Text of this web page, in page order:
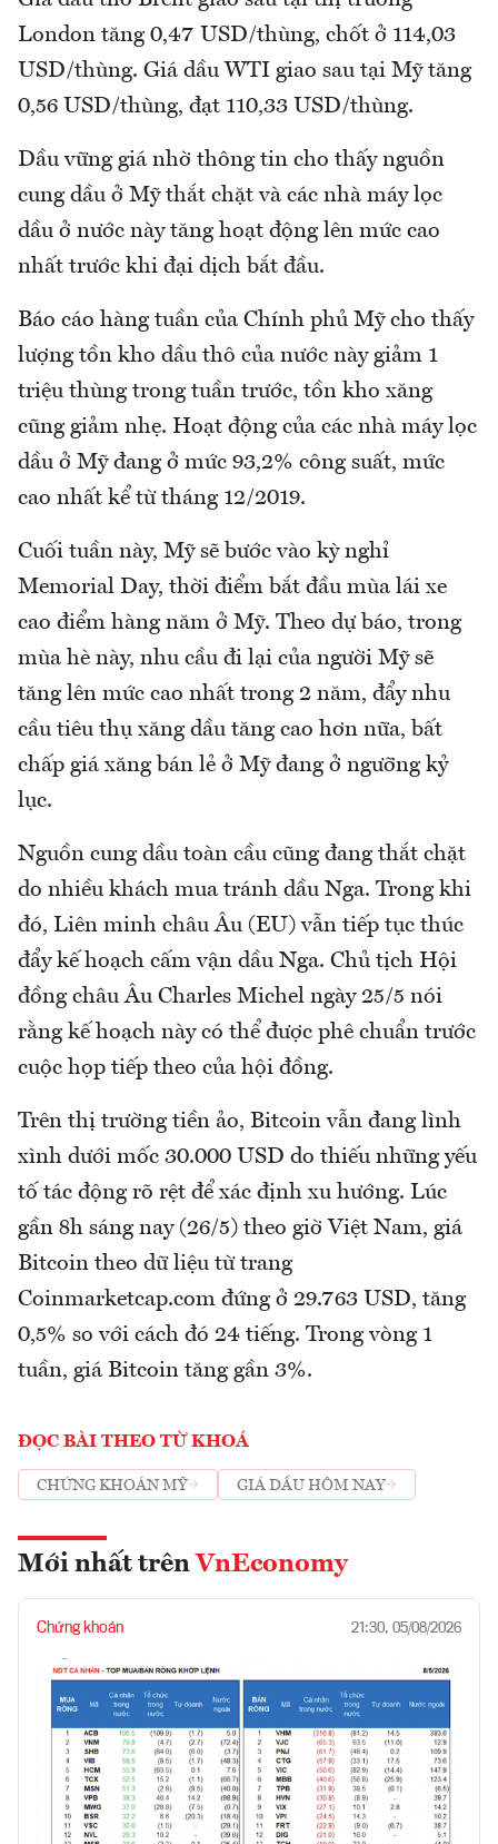
London tăng 0,47 USD/thùng, chốt ở 114,03
USD/thùng. Giá dầu WTI giao sau tại Mỹ tăng
0,56 USD/thùng, đạt 110,33 USD/thùng.
Dầu vững giá nhờ thông tin cho thấy nguồn
cung dầu ở Mỹ thắt chặt và các nhà máy lọc
dầu ở nước này tăng hoạt động lên mức cao
nhất trước khi đại dịch bắt đầu.
Báo cáo hàng tuần của Chính phủ Mỹ cho thấy
lượng tồn kho dầu thô của nước này giảm 1
triệu thùng trong tuần trước, tồn kho xăng
cũng giảm nhẹ. Hoạt động của các nhà máy lọc
dầu ở Mỹ đang ở mức 93,2% công suất, mức
cao nhất kể từ tháng 12/2019.
Cuối tuần này, Mỹ sẽ bước vào kỳ nghỉ
Memorial Day, thời điểm bắt đầu mùa lái xe
cao điểm hàng năm ở Mỹ. Theo dự báo, trong
mùa hè này, nhu cầu đi lại của người Mỹ sẽ
tăng lên mức cao nhất trong 2 năm, đẩy nhu
cầu tiêu thụ xăng dầu tăng cao hơn nữa, bất
chấp giá xăng bán lẻ ở Mỹ đang ở ngưỡng kỷ
lục.
Nguồn cung dầu toàn cầu cũng đang thắt chặt
do nhiều khách mua tránh dầu Nga. Trong khi
đó, Liên minh châu Âu (EU) vẫn tiếp tục thúc
đẩy kế hoạch cấm vận dầu Nga. Chủ tịch Hội
đồng châu Âu Charles Michel ngày 25/5 nói
rằng kế hoạch này có thể được phê chuẩn trước
cuộc họp tiếp theo của hội đồng.
Trên thị trường tiền ảo, Bitcoin vẫn đang lình
xình dưới mốc 30.000 USD do thiếu những yếu
tố tác động rõ rệt để xác định xu hướng. Lúc
gần 8h sáng nay (26/5) theo giờ Việt Nam, giá
Bitcoin theo dữ liệu từ trang
Coinmarketcap.com đứng ở 29.763 USD, tăng
0,5% so với cách đó 24 tiếng. Trong vòng 1
tuần, giá Bitcoin tăng gần 3%.
ĐỌC BÀI THEO TỪ KHOÁ
CHỨNG KHOÁN MỸ GIÁ DẦU HÔM NAY
Mới nhất trên VnEconomy
Chứng khoán 21:30, 05/08/2026